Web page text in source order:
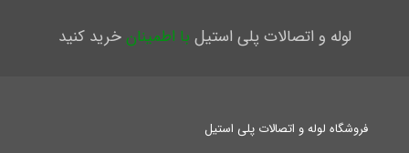
لوله و اتصالات پلی استیل با اطمینانخرید کنید
فروشگاه لوله و اتصالات پلی استیل